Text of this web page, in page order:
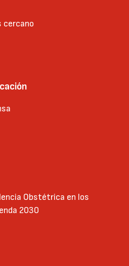
cercano
Obstétrica en los
2030